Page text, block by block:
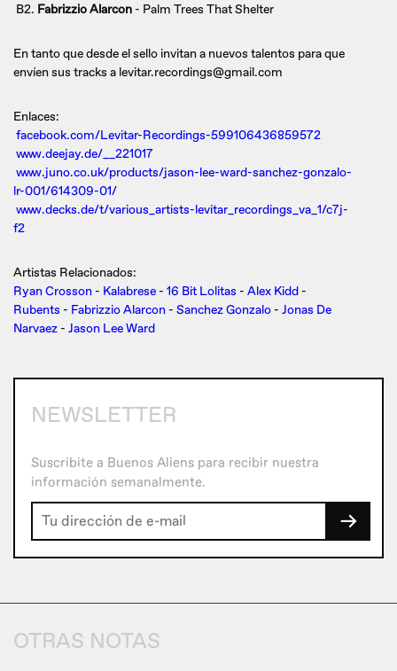
B2. Fabrizzio Alarcon - Palm Trees That Shelter
En tanto que desde el sello invitan a nuevos talentos para que
envíen sus tracks a levitar.recordings@gmail.com
Enlaces:
facebook.com/Levitar-Recordings-599106436859572
www.deejay.de/__221017
www.juno.co.uk/products/jason-lee-ward-sanchez-gonzalo-
lr-001/614309-01/
www.decks.de/t/various_artists-levitar_recordings_va_1/c7j-
f2
Artistas Relacionados:
Ryan Crosson - Kalabrese - 16 Bit Lolitas - Alex Kidd -
Rubents - Fabrizzio Alarcon - Sanchez Gonzalo - Jonas De
Narvaez - Jason Lee Ward
NEWSLETTER
Suscribite a Buenos Aliens para recibir nuestra
información semanalmente.
→
OTRAS NOTAS